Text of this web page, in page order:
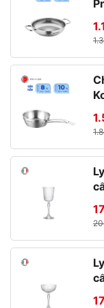
* Nồi chảo
lượng Đức –